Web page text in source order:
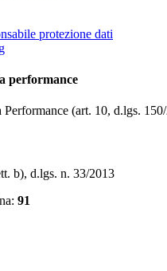
protezione dati
performance
Performance (art. 10, d.lgs.
b), d.lgs. n. 33/2013
91